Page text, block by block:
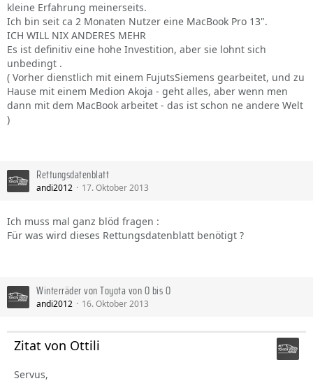
kleine Erfahrung meinerseits.
Ich bin seit ca 2 Monaten Nutzer eine MacBook Pro 13".
ICH WILL NIX ANDERES MEHR
Es ist definitiv eine hohe Investition, aber sie lohnt sich
unbedingt .
( Vorher dienstlich mit einem FujutsSiemens gearbeitet, und zu
Hause mit einem Medion Akoja - geht alles, aber wenn men
dann mit dem MacBook arbeitet - das ist schon ne andere Welt
)
Rettungsdatenblatt
andi2012 17. Oktober 2013
Ich muss mal ganz blöd fragen :
Für was wird dieses Rettungsdatenblatt benötigt ?
Winterräder von Toyota von O bis O
andi2012 16. Oktober 2013
Zitat von Ottili
Servus,